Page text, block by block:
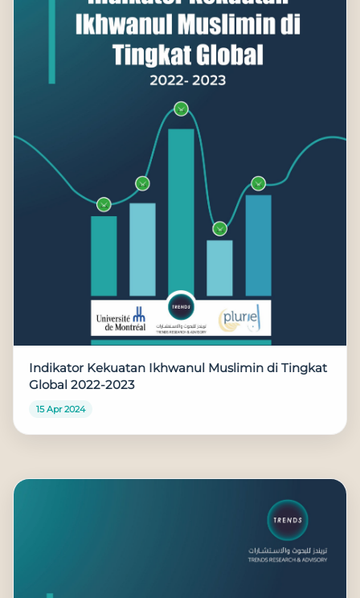
Indikator Kekuatan Ikhwanul Muslimin di Tingkat
Global 2022-2023
15 Apr 2024